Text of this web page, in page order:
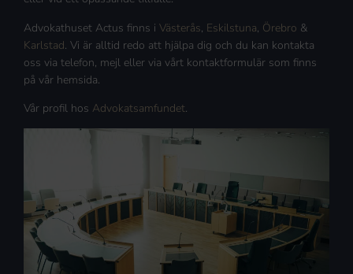
Advokathuset Actus finns i Västerås, Eskilstuna, Örebro &
Karlstad. Vi är alltid redo att hjälpa dig och du kan kontakta
oss via telefon, mejl eller via vårt kontaktformulär som finns
på vår hemsida.
Vår profil hos Advokatsamfundet.